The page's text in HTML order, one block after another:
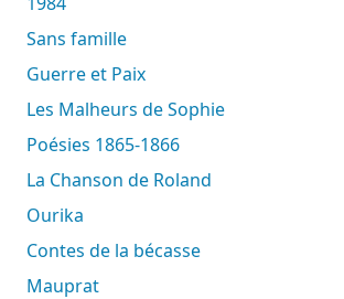
Sans famille
Guerre et Paix
Les Malheurs de Sophie
Poésies 1865-1866
La Chanson de Roland
Ourika
Contes de la bécasse
Mauprat